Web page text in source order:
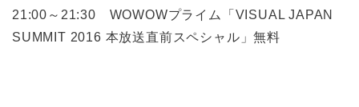
21:00～21:30 WOWOWプライム「VISUAL JAPAN
SUMMIT 2016 本放送直前スペシャル」無料